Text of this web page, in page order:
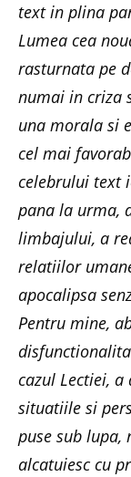
text in plina
Lumea cea
rasturnata pe
numai in criza
una morala si
cel mai
celebrului text
pana la urma,
limbajului, a
relatiilor
apocalipsa
Pentru mine,
cazul Lectiei,
situatiile si
puse sub
alcatuiesc cu